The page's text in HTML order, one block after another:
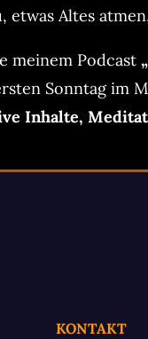
etwas Altes
meinem Podcast
Sonntag im
Inhalte,
KONTAKT